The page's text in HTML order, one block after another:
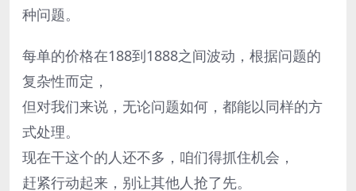
种问题。
每单的价格在188到1888之间波动，根据问题的
复杂性而定，
但对我们来说，无论问题如何，都能以同样的方
式处理。
现在干这个的人还不多，咱们得抓住机会，
赶紧行动起来，别让其他人抢了先。